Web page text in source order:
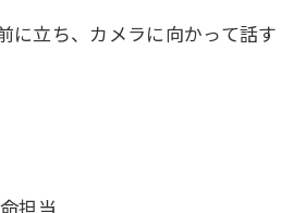
に立ち、カメラに向かって話す
担当